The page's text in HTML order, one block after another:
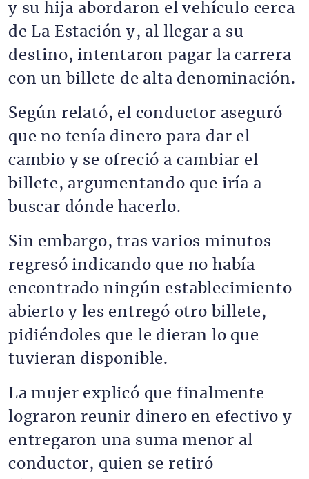
y su hija abordaron el vehículo cerca
de La Estación y, al llegar a su
destino, intentaron pagar la carrera
con un billete de alta denominación.
Según relató, el conductor aseguró
que no tenía dinero para dar el
cambio y se ofreció a cambiar el
billete, argumentando que iría a
buscar dónde hacerlo.
Sin embargo, tras varios minutos
regresó indicando que no había
encontrado ningún establecimiento
abierto y les entregó otro billete,
pidiéndoles que le dieran lo que
tuvieran disponible.
La mujer explicó que finalmente
lograron reunir dinero en efectivo y
entregaron una suma menor al
conductor, quien se retiró